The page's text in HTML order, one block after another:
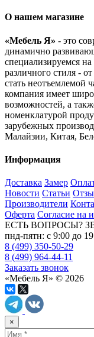
О нашем магазине
«Мебель Я» - это
динамично
специализируемся
различного стиля -
стать неотъемлемой
компания имеет
возможностей, а
номенклатурой
зарубежных
Малайзии, Китая,
Информация
Доставка Замер
Новости Статьи
Производители
Оферта Согласие на
ЕСТЬ ВОПРОСЫ?
пнд-пятн: с 9:00 до
8 (499) 350-50-29
8 (499) 964-44-11
Заказать звонок
«Мебель Я» © 2026
×